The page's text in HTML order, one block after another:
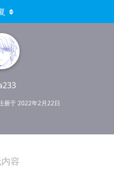
册于2022年2月22日
容